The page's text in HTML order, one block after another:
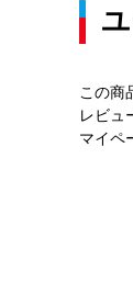
この商
レビュ
マイペ